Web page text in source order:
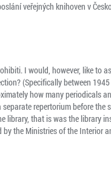
veřejných knihoven v
I would, however, like to
(Specifically between
how many periodicals
repertorium before the
library, that is was the library
the Ministries of the Interior